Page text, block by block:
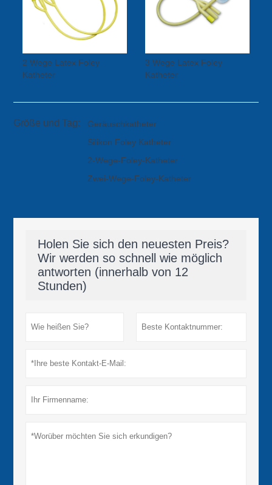
2 Wege Latex Foley
Katheter
3 Wege Latex Foley
Katheter
Größe und Tag:
Geräuschkatheter
Silikon Foley Katheter
2-Wege-Foley-Katheter
Zwei-Wege-Foley-Katheter
Holen Sie sich den neuesten Preis?
Wir werden so schnell wie möglich
antworten (innerhalb von 12
Stunden)